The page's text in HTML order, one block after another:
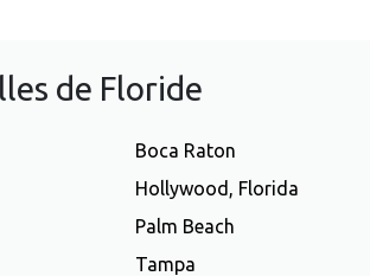
de Floride
Boca Raton
Hollywood, Florida
Palm Beach
Tampa